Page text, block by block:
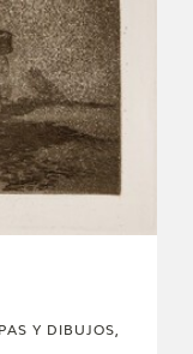
Y DIBUJOS,